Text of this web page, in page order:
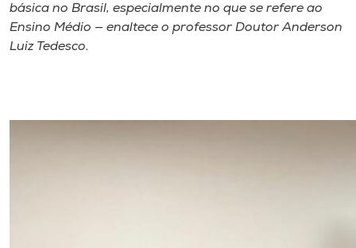
básica no Brasil, especialmente no que se refere ao
Ensino Médio — enaltece o professor Doutor Anderson
Luiz Tedesco.